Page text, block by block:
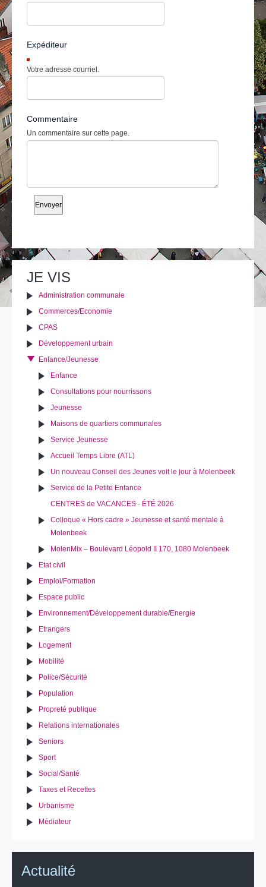
Expéditeur
Votre adresse courriel.
Commentaire
Un commentaire sur cette page.
JE VIS
Administration communale
Commerces/Economie
CPAS
Développement urbain
Enfance/Jeunesse
Enfance
Consultations pour nourrissons
Jeunesse
Maisons de quartiers communales
Service Jeunesse
Accueil Temps Libre (ATL)
Un nouveau Conseil des Jeunes voit le jour à Molenbeek
Service de la Petite Enfance
CENTRES de VACANCES - ÉTÉ 2026
Colloque « Hors cadre » Jeunesse et santé mentale à
Molenbeek
MolenMix – Boulevard Léopold II 170, 1080 Molenbeek
Etat civil
Emploi/Formation
Espace public
Environnement/Développement durable/Energie
Etrangers
Logement
Mobilité
Police/Sécurité
Population
Propreté publique
Relations internationales
Seniors
Sport
Social/Santé
Taxes et Recettes
Urbanisme
Médiateur
Actualité